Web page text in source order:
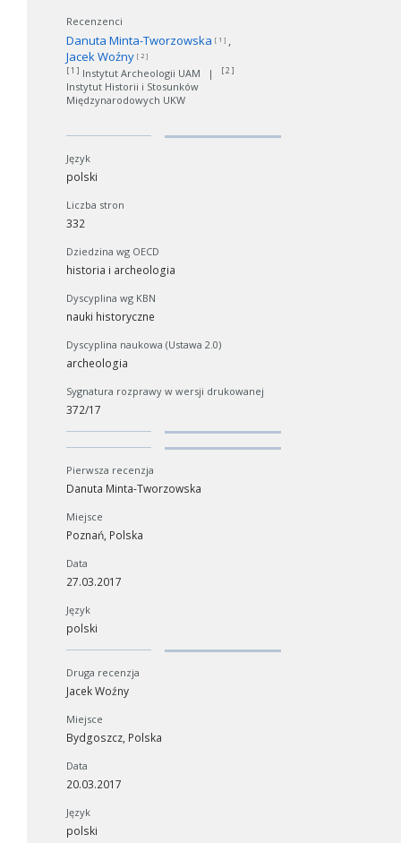
Recenzenci
Danuta Minta-Tworzowska [ 1 ]
Jacek Woźny [ 2 ]
[ 1 ] Instytut Archeologii UAM | [ 2 ]
Instytut Historii i Stosunków
Międzynarodowych UKW
Język
polski
Liczba stron
332
Dziedzina wg OECD
historia i archeologia
Dyscyplina wg KBN
nauki historyczne
Dyscyplina naukowa (Ustawa 2.0)
archeologia
Sygnatura rozprawy w wersji drukowanej
372/17
Pierwsza recenzja
Danuta Minta-Tworzowska
Miejsce
Poznań, Polska
Data
27.03.2017
Język
polski
Druga recenzja
Jacek Woźny
Miejsce
Bydgoszcz, Polska
Data
20.03.2017
Język
polski